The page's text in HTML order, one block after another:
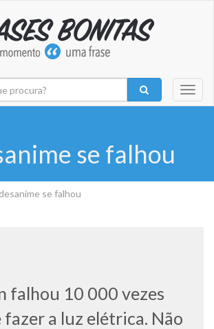
se falhou
se falhou
falhou 10 000 vezes
fazer a luz elétrica. Não